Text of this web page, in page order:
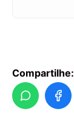
Compartilhe: